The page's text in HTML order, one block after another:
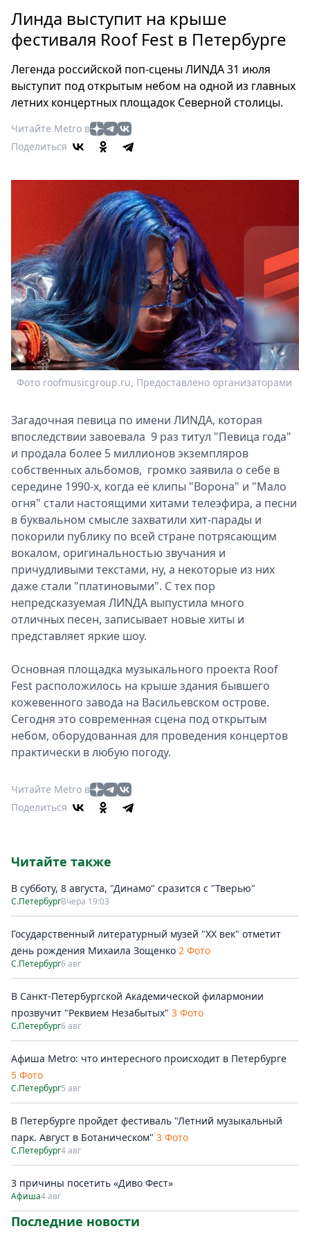
Россия
Мир
Еда
Туризм
Театр
Кино
Книги
Выставки
Пресс-
релизы
О
Metro
Стримы
Спецпроекты
Звезды
Выборы
2026
Скачай
Линда выступит на крыше
фестиваля Roof Fest в Петербурге
Легенда российской поп-сцены ЛИNДА 31 июля
выступит под открытым небом на одной из главных
летних концертных площадок Северной столицы.
Читайте Metro в
Поделиться
Фото roofmusicgroup.ru, Предоставлено организаторами
Загадочная певица по имени ЛИNДА, которая
впоследствии завоевала 9 раз титул "Певица года"
и продала более 5 миллионов экземпляров
собственных альбомов, громко заявила о себе в
середине 1990-х, когда её клипы "Ворона" и "Мало
огня" стали настоящими хитами телеэфира, а песни
в буквальном смысле захватили хит-парады и
покорили публику по всей стране потрясающим
вокалом, оригинальностью звучания и
причудливыми текстами, ну, а некоторые из них
даже стали "платиновыми". С тех пор
непредсказуемая ЛИNДА выпустила много
отличных песен, записывает новые хиты и
представляет яркие шоу.
Основная площадка музыкального проекта Roof
Fest расположилось на крыше здания бывшего
кожевенного завода на Васильевском острове.
Сегодня это современная сцена под открытым
небом, оборудованная для проведения концертов
практически в любую погоду.
Читайте Metro в
Поделиться
Читайте также
В субботу, 8 августа, "Динамо" сразится с "Тверью"
С.ПетербургВчера 19:03
Государственный литературный музей "ХХ век" отметит
день рождения Михаила Зощенко 2 Фото
С.Петербург6 авг
В Санкт-Петербургской Академической филармонии
прозвучит "Реквием Незабытых" 3 Фото
С.Петербург6 авг
Афиша Metro: что интересного происходит в Петербурге
5 Фото
С.Петербург5 авг
В Петербурге пройдет фестиваль "Летний музыкальный
парк. Август в Ботаническом" 3 Фото
С.Петербург4 авг
3 причины посетить «Диво Фест»
Афиша4 авг
Последние новости